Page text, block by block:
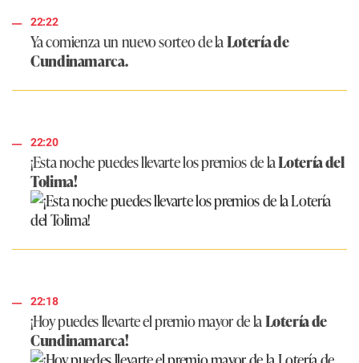
22:22
Ya comienza un nuevo sorteo de laLotería de
Cundinamarca.
22:20
¡Esta noche puedes llevarte los premios de laLotería del
Tolima!
22:18
¡Hoy puedes llevarte el premio mayor de laLotería de
Cundinamarca!